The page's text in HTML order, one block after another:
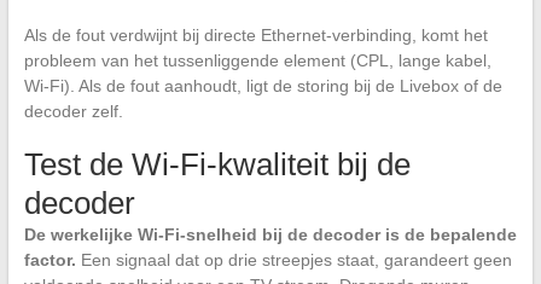
Als de fout verdwijnt bij directe Ethernet-verbinding, komt het
probleem van het tussenliggende element (CPL, lange kabel,
Wi-Fi). Als de fout aanhoudt, ligt de storing bij de Livebox of de
decoder zelf.
Test de Wi-Fi-kwaliteit bij de
decoder
De werkelijke Wi-Fi-snelheid bij de decoder is de bepalende
factor. Een signaal dat op drie streepjes staat, garandeert geen